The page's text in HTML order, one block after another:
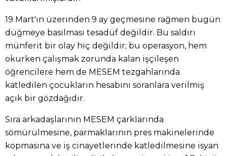
19 Mart'ın üzerinden 9 ay geçmesine rağmen bugün
düğmeye basılması tesadüf değildir. Bu saldırı
münferit bir olay hiç değildir; bu operasyon, hem
okurken çalışmak zorunda kalan işçileşen
öğrencilere hem de MESEM tezgahlarında
katledilen çocukların hesabını soranlara verilmiş
açık bir gözdağıdır.
Sıra arkadaşlarının MESEM çarklarında
sömürülmesine, parmaklarının pres makinelerinde
kopmasına ve iş cinayetlerinde katledilmesine isyan